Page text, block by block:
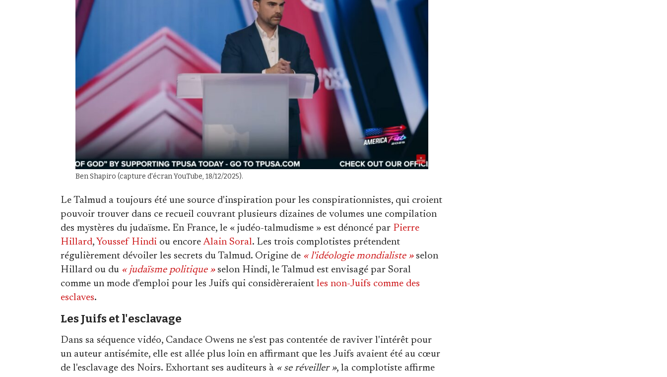
Ben Shapiro (capture d'écran YouTube, 18/12/2025).
Le Talmud a toujours été une source d'inspiration pour les conspirationnistes, qui croient
pouvoir trouver dans ce recueil couvrant plusieurs dizaines de volumes une compilation
des mystères du judaïsme. En France, le « judéo-talmudisme » est dénoncé par Pierre
Hillard, Youssef Hindi ou encore Alain Soral. Les trois complotistes prétendent
régulièrement dévoiler les secrets du Talmud. Origine de « l'idéologie mondialiste »selon
Hillard ou du « judaïsme politique »selon Hindi, le Talmud est envisagé par Soral
comme un mode d'emploi pour les Juifs qui considèreraient les non-Juifs comme des
esclaves.
Les Juifs et l'esclavage
Dans sa séquence vidéo, Candace Owens ne s'est pas contentée de raviver l'intérêt pour
un auteur antisémite, elle est allée plus loin en affirmant que les Juifs avaient été au cœur
de l'esclavage des Noirs. Exhortant ses auditeurs à « se réveiller », la complotiste affirme